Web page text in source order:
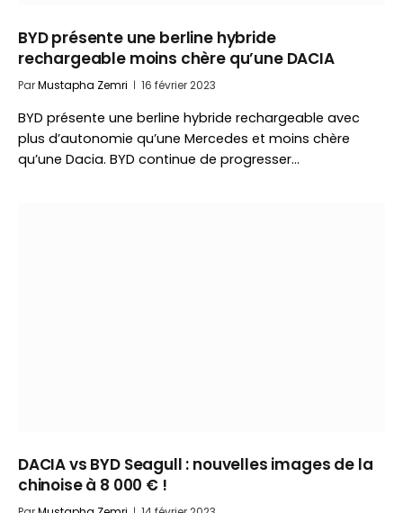
BYD présente une berline hybride
rechargeable moins chère qu’une DACIA
ParMustapha Zemri 16 février 2023
BYD présente une berline hybride rechargeable avec
plus d’autonomie qu’une Mercedes et moins chère
qu’une Dacia. BYD continue de progresser…
DACIA vs BYD Seagull : nouvelles images de la
chinoise à 8 000 € !